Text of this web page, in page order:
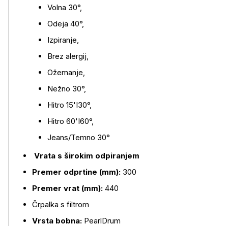
Volna 30°,
Odeja 40°,
Izpiranje,
Brez alergij,
Ožemanje,
Nežno 30°,
Hitro 15'I30°,
Hitro 60'I60°,
Jeans/Temno 30°
Vrata s širokim odpiranjem
Premer odprtine (mm): 300
Premer vrat (mm): 440
Črpalka s filtrom
Vrsta bobna: PearlDrum